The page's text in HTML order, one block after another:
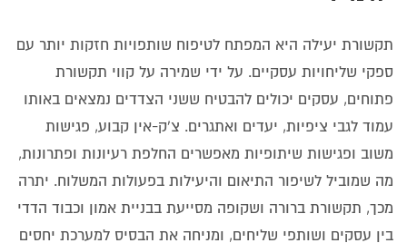
תקשורת יעילה היא המפתח לטיפוח שותפויות חזקות יותר עם
ספקי שליחויות עסקיים. על ידי שמירה על קווי תקשורת
פתוחים, עסקים יכולים להבטיח ששני הצדדים נמצאים באותו
עמוד לגבי ציפיות, יעדים ואתגרים. צ'ק-אין קבוע, פגישות
משוב ופגישות שיתופיות מאפשרים החלפת רעיונות ופתרונות,
מה שמוביל לשיפור התיאום והיעילות בפעולות המשלוח. יתרה
מכך, תקשורת ברורה ושקופה מסייעת בבניית אמון וכבוד הדדי
בין עסקים ושותפי שליחים, ומניחה את הבסיס למערכת יחסים